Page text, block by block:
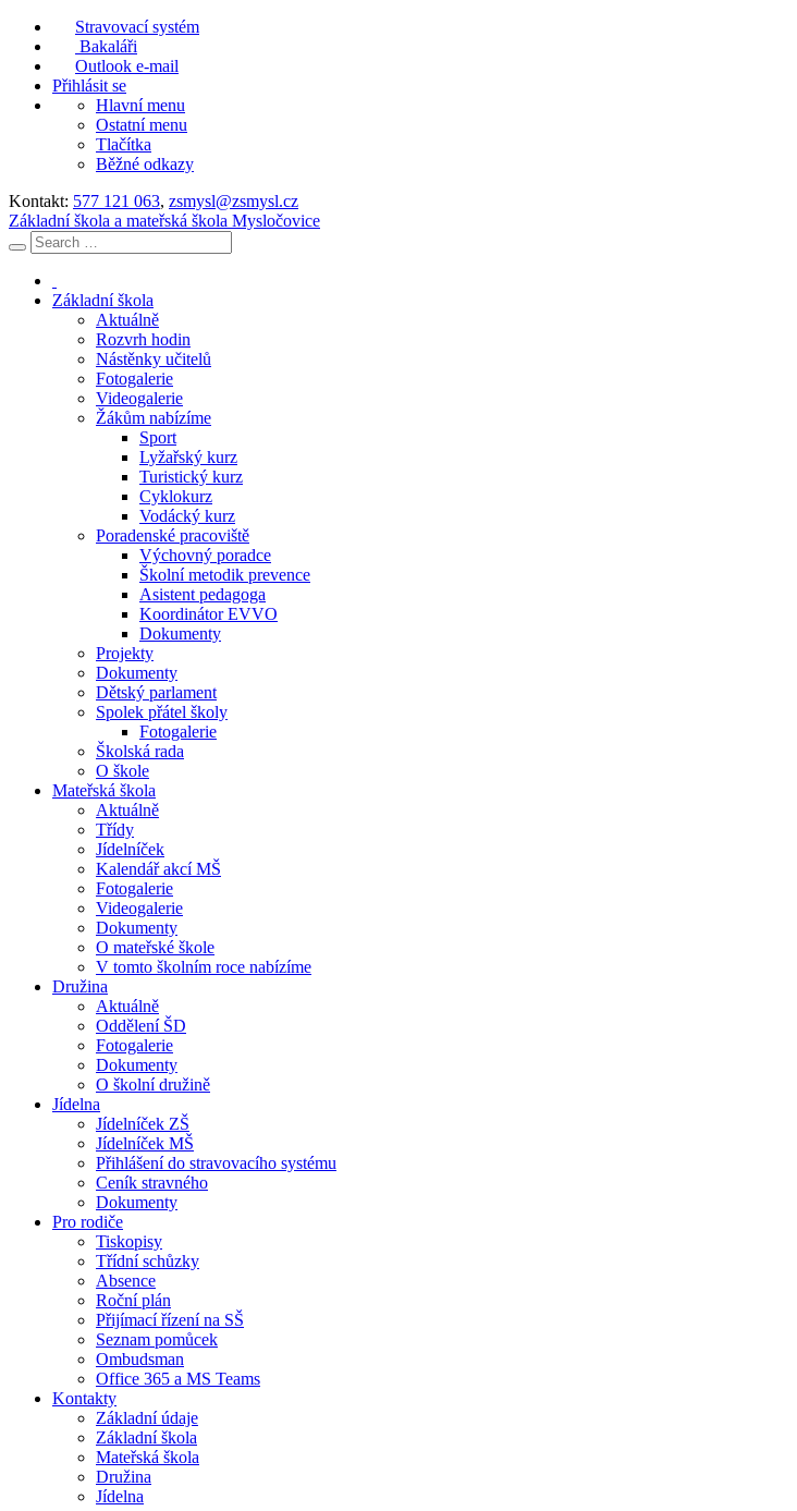
Stravovací systém
Bakaláři
Outlook e-mail
Přihlásit se
Hlavní menu
Ostatní menu
Tlačítka
Běžné odkazy
Kontakt: 577 121 063, zsmysl@zsmysl.cz
Základní škola a mateřská škola Mysločovice
Základní škola
Aktuálně
Rozvrh hodin
Nástěnky učitelů
Fotogalerie
Videogalerie
Žákům nabízíme
Sport
Lyžařský kurz
Turistický kurz
Cyklokurz
Vodácký kurz
Poradenské pracoviště
Výchovný poradce
Školní metodik prevence
Asistent pedagoga
Koordinátor EVVO
Dokumenty
Projekty
Dokumenty
Dětský parlament
Spolek přátel školy
Fotogalerie
Školská rada
O škole
Mateřská škola
Aktuálně
Třídy
Jídelníček
Kalendář akcí MŠ
Fotogalerie
Videogalerie
Dokumenty
O mateřské škole
V tomto školním roce nabízíme
Družina
Aktuálně
Oddělení ŠD
Fotogalerie
Dokumenty
O školní družině
Jídelna
Jídelníček ZŠ
Jídelníček MŠ
Přihlášení do stravovacího systému
Ceník stravného
Dokumenty
Pro rodiče
Tiskopisy
Třídní schůzky
Absence
Roční plán
Přijímací řízení na SŠ
Seznam pomůcek
Ombudsman
Office 365 a MS Teams
Kontakty
Základní údaje
Základní škola
Mateřská škola
Družina
Jídelna